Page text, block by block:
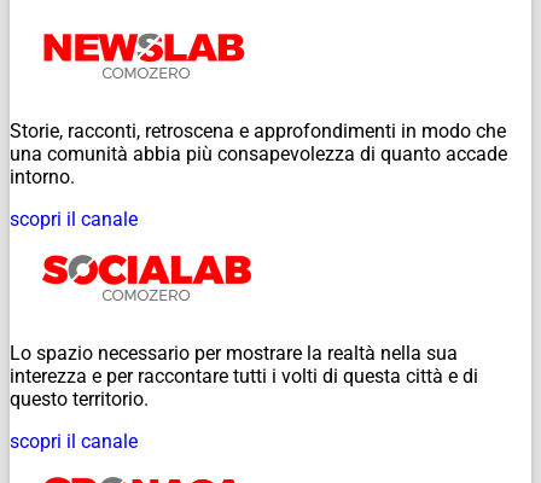
Storie, racconti, retroscena e approfondimenti in modo che
una comunità abbia più consapevolezza di quanto accade
intorno.
scopri il canale
Lo spazio necessario per mostrare la realtà nella sua
interezza e per raccontare tutti i volti di questa città e di
questo territorio.
scopri il canale